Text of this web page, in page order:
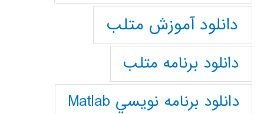
دانلود آموزش متلب
دانلود برنامه متلب
دانلود برنامه نويسي Matlab